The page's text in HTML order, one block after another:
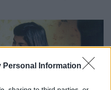
Personal Information